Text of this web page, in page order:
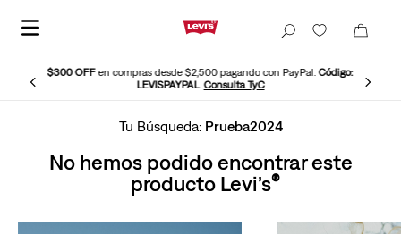
$300 OFFen compras desde $2,500 pagando con PayPal.Código:
LEVISPAYPAL.Consulta TyC
Prueba2024
No hemos podido encontrar este
producto Levi’s